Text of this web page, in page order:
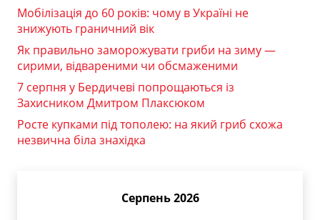
Мобілізація до 60 років: чому в Україні не
знижують граничний вік
Як правильно заморожувати гриби на зиму —
сирими, відвареними чи обсмаженими
7 серпня у Бердичеві попрощаються із
Захисником Дмитром Плаксюком
Росте купками під тополею: на який гриб схожа
незвична біла знахідка
Серпень 2026